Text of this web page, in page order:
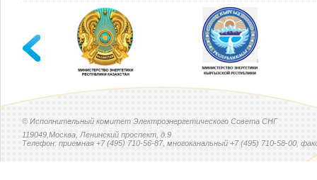
© Исполнительный комитет Электроэнергетического Совета СНГ
119049,Москва, Ленинский проспект, д.9
Телефон: приемная +7 (495) 710-56-87, многоканальный +7 (495) 710-58-00,